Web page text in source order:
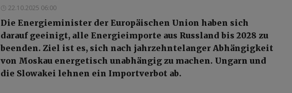
22.10.2025 06:00
Die Energieminister der Europäischen Union haben sich
darauf geeinigt, alle Energieimporte aus Russland bis 2028 zu
beenden. Ziel ist es, sich nach jahrzehntelanger Abhängigkeit
von Moskau energetisch unabhängig zu machen. Ungarn und
die Slowakei lehnen ein Importverbot ab.